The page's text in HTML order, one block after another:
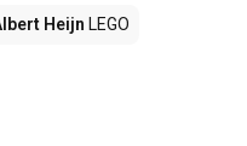
Heijn LEGO